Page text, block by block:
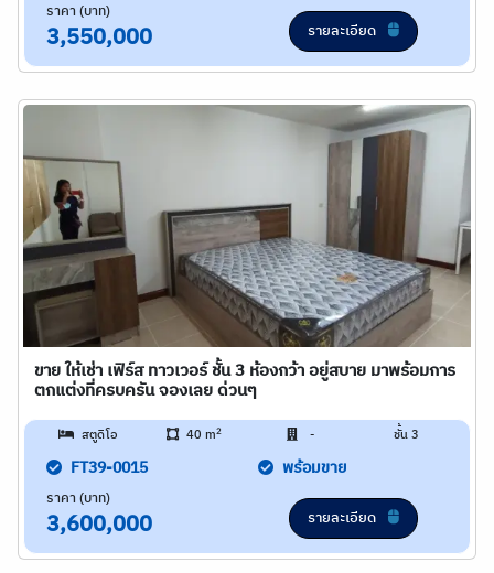
ราคา (บาท)
3,550,000 รายละเอียด
ขาย ให้เช่า เฟิร์ส ทาวเวอร์ ชั้น 3 ห้องกว้า อยู่สบาย มาพร้อมการ
ตกแต่งที่ครบครัน จองเลย ด่วนๆ
สตูดิโอ 40 m2 - ชั้น 3
FT39-0015 พร้อมขาย
ราคา (บาท)
3,600,000 รายละเอียด